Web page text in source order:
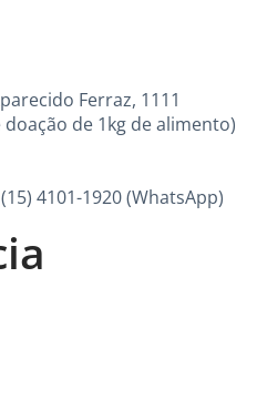
Ferraz, 1111
de 1kg de alimento)
4101-1920 (WhatsApp)